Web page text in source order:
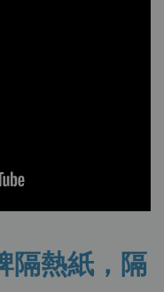
隔熱紙，隔